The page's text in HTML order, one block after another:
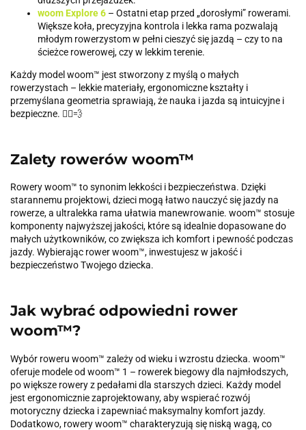
woom Explore 6 – Ostatni etap przed „dorosłymi” rowerami.
Większe koła, precyzyjna kontrola i lekka rama pozwalają
młodym rowerzystom w pełni cieszyć się jazdą – czy to na
ścieżce rowerowej, czy w lekkim terenie.
Każdy model woom™ jest stworzony z myślą o małych
rowerzystach – lekkie materiały, ergonomiczne kształty i
przemyślana geometria sprawiają, że nauka i jazda są intuicyjne i
bezpieczne. 🚴‍♂️💨
Zalety rowerów woom™
Rowery woom™ to synonim lekkości i bezpieczeństwa. Dzięki
starannemu projektowi, dzieci mogą łatwo nauczyć się jazdy na
rowerze, a ultralekka rama ułatwia manewrowanie. woom™ stosuje
komponenty najwyższej jakości, które są idealnie dopasowane do
małych użytkowników, co zwiększa ich komfort i pewność podczas
jazdy. Wybierając rower woom™, inwestujesz w jakość i
bezpieczeństwo Twojego dziecka.
Jak wybrać odpowiedni rower
woom™?
Wybór roweru woom™ zależy od wieku i wzrostu dziecka. woom™
oferuje modele od woom™ 1 – rowerek biegowy dla najmłodszych,
po większe rowery z pedałami dla starszych dzieci. Każdy model
jest ergonomicznie zaprojektowany, aby wspierać rozwój
motoryczny dziecka i zapewniać maksymalny komfort jazdy.
Dodatkowo, rowery woom™ charakteryzują się niską wagą, co